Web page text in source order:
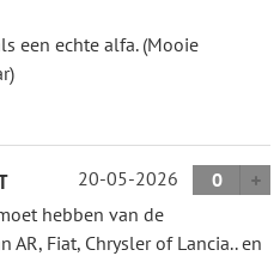
een echte alfa. (Mooie
20-05-2026
0
hebben van de
Fiat, Chrysler of Lancia.. en